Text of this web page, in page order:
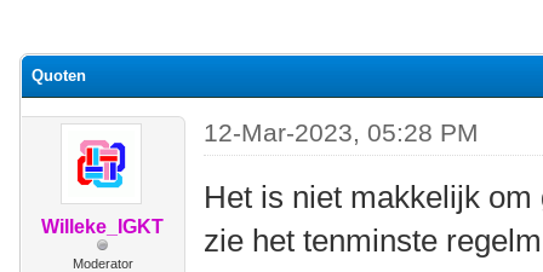
Quoten
Willeke_IGKT
Moderator
12-Mar-2023, 05:28 PM
Het is niet makkelijk
zie het tenminste